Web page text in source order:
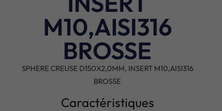
M10,AISI316
BROSSE
SPHERE CREUSE D150X2,0MM, INSERT M10,AISI316
BROSSE
Caractéristiques